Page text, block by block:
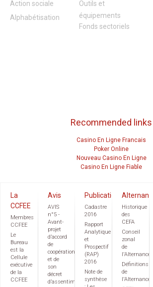
Action sociale
Alphabétisation
Outils et
équipements
Fonds sectoriels
Recommended links
Casino En Ligne Francais
Poker Online
Nouveau Casino En Ligne
Casino En Ligne Fiable
La
CCFEE
Membres
CCFEE
Le
Bureau
est la
Cellule
exécutive
de la
CCFEE
Avis
AVIS
n°5 -
Avant-
projet
d’accord
de
coopération
et de
son
décret
d’assentiment
Publications
Cadastre
2016
Rapport
Analytique
et
Prospectif
(RAP)
2016
Note de
synthèse
Alternance
Historique
des
CEFA
Conseil
zonal
de
l'Alternance
Définitions
de
l'Alternance